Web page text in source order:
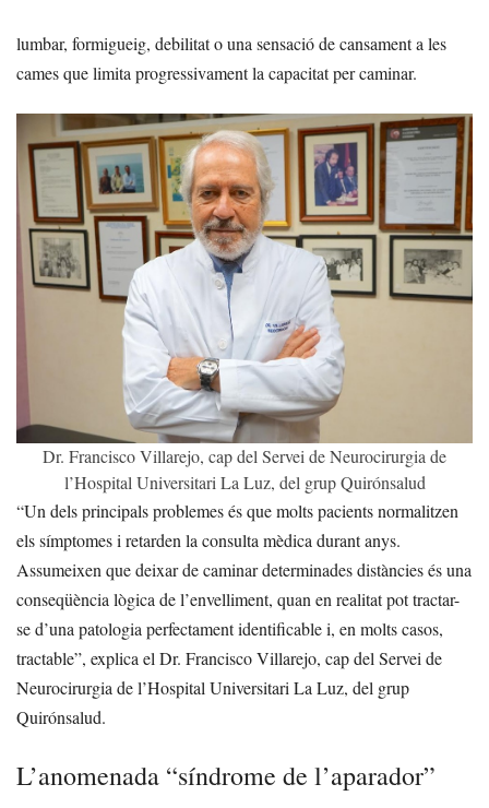
lumbar, formigueig, debilitat o una sensació de cansament a les
cames que limita progressivament la capacitat per caminar.
Dr. Francisco Villarejo, cap del Servei de Neurocirurgia de
l’Hospital Universitari La Luz, del grup Quirónsalud
“Un dels principals problemes és que molts pacients normalitzen
els símptomes i retarden la consulta mèdica durant anys.
Assumeixen que deixar de caminar determinades distàncies és una
conseqüència lògica de l’envelliment, quan en realitat pot tractar-
se d’una patologia perfectament identificable i, en molts casos,
tractable”, explica el Dr. Francisco Villarejo, cap del Servei de
Neurocirurgia de l’Hospital Universitari La Luz, del grup
Quirónsalud.
L’anomenada “síndrome de l’aparador”